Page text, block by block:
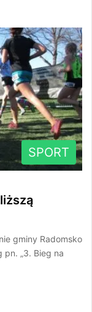
SPORT
gminy Radomsko
„3. Bieg na